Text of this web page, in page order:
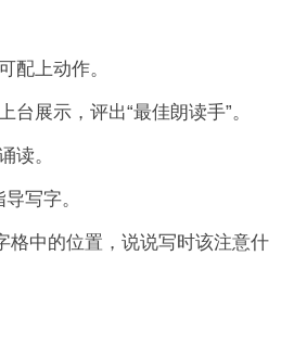
配上动作。
台展示，评出“最佳朗读手”。
读。
写字。
格中的位置，说说写时该注意什